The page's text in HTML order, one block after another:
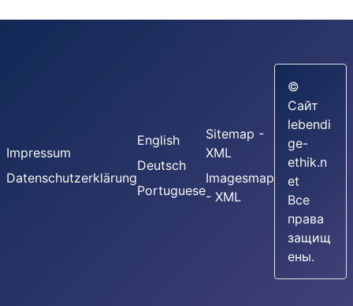
Impressum
Datenschutzerklärung
English
Deutsch
Portuguese
Sitemap -
XML
Imagesmap
- XML
©
Сайт
lebendi
ge-
ethik.n
et
Все
права
защищ
ены.